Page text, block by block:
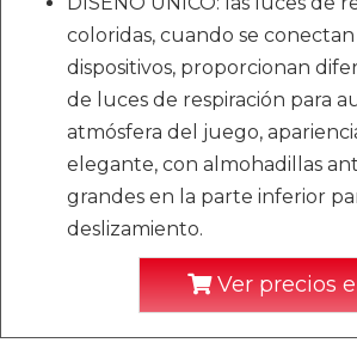
coloridas, cuando se
dispositivos, proporcionan
de luces de respiración para
atmósfera del juego,
elegante, con almohadillas
grandes en la parte inferior
deslizamiento.
Ver precios